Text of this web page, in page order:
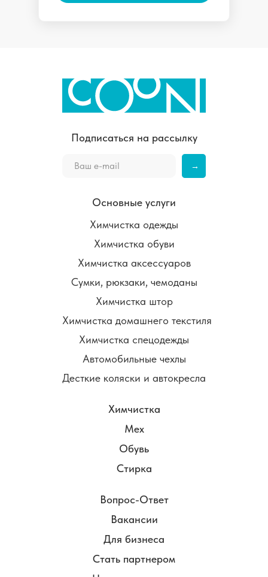
Химчистка одежды
Химчистка обуви
Химчистка аксессуаров
Сумки, рюкзаки, чемоданы
Химчистка штор
Химчистка домашнего текстиля
Химчистка спецодежды
Автомобильные чехлы
Десткие коляски и автокресла
Основные услуги
Химчистка
Мех
Обувь
Стирка
→
Подписаться на рассылку
Вопрос-Ответ
Вакансии
Для бизнеса
Стать партнером